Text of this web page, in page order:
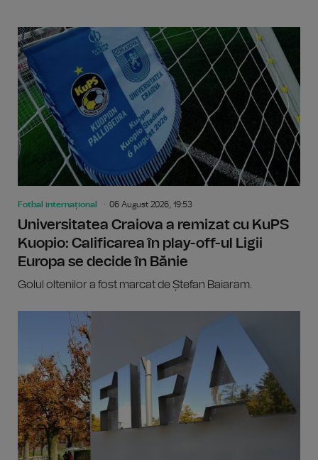
Fotbal internațional 06 August 2026, 19:53
Universitatea Craiova a remizat cu KuPS
Kuopio: Calificarea în play-off-ul Ligii
Europa se decide în Bănie
Golul oltenilor a fost marcat de Ștefan Baiaram.